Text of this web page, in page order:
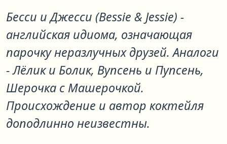
Бесси и Джесси (Bessie & Jessie) -
английская идиома, означающая
парочку неразлучных друзей. Аналоги
- Лёлик и Болик, Вупсень и Пупсень,
Шерочка с Машерочкой.
Происхождение и автор коктейля
доподлинно неизвестны.